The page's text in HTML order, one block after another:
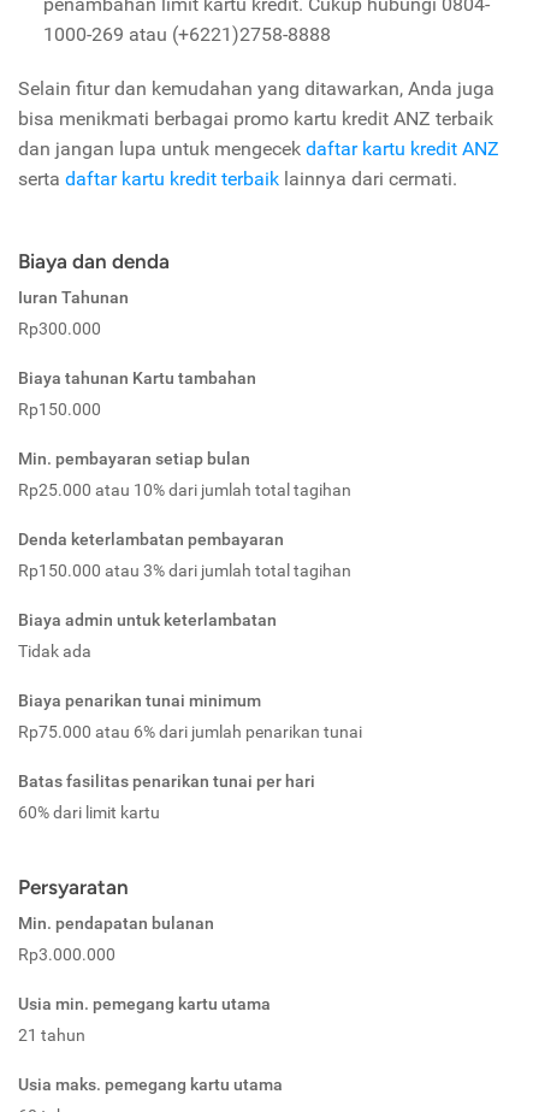
1000-269 atau (+6221)2758-8888
Selain fitur dan kemudahan yang ditawarkan, Anda juga
bisa menikmati berbagai promo kartu kredit ANZ terbaik
dan jangan lupa untuk mengecek daftar kartu kredit ANZ
serta daftar kartu kredit terbaik lainnya dari cermati.
Biaya dan denda
Iuran Tahunan
Rp300.000
Biaya tahunan Kartu tambahan
Rp150.000
Min. pembayaran setiap bulan
Rp25.000 atau 10% dari jumlah total tagihan
Denda keterlambatan pembayaran
Rp150.000 atau 3% dari jumlah total tagihan
Biaya admin untuk keterlambatan
Tidak ada
Biaya penarikan tunai minimum
Rp75.000 atau 6% dari jumlah penarikan tunai
Batas fasilitas penarikan tunai per hari
60% dari limit kartu
Persyaratan
Min. pendapatan bulanan
Rp3.000.000
Usia min. pemegang kartu utama
21 tahun
Usia maks. pemegang kartu utama